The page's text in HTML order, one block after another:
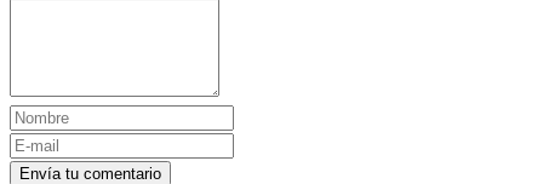
Envía tu comentario